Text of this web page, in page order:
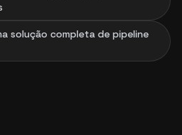
solução completa de pipeline